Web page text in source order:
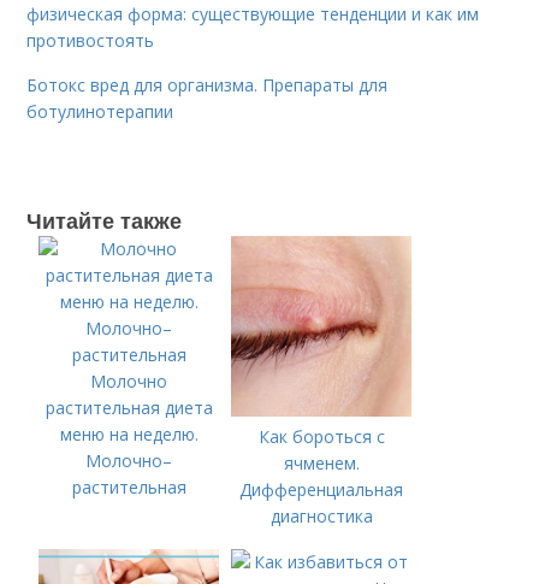
физическая форма: существующие тенденции и как им
противостоять
Ботокс вред для организма. Препараты для
ботулинотерапии
Читайте также
Молочно
растительная диета
меню на неделю.
Молочно–
растительная
Как бороться с
ячменем.
Дифференциальная
диагностика